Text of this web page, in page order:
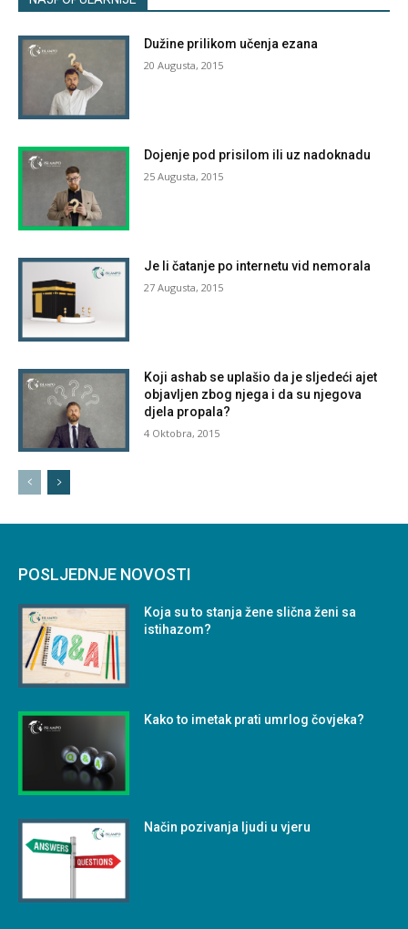
Dužine prilikom učenja ezana
20 Augusta, 2015
Dojenje pod prisilom ili uz nadoknadu
25 Augusta, 2015
Je li čatanje po internetu vid nemorala
27 Augusta, 2015
Koji ashab se uplašio da je sljedeći ajet
objavljen zbog njega i da su njegova
djela propala?
4 Oktobra, 2015
POSLJEDNJE NOVOSTI
Koja su to stanja žene slična ženi sa
istihazom?
Kako to imetak prati umrlog čovjeka?
Način pozivanja ljudi u vjeru